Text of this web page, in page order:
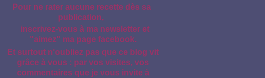
Pour ne rater aucune recette dès sa
publication,
inscrivez-vous à ma newsletter et
"aimez" ma page facebook.
Et surtout n'oubliez pas que ce blog vit
grâce à vous : par vos visites, vos
commentaires que je vous invite à